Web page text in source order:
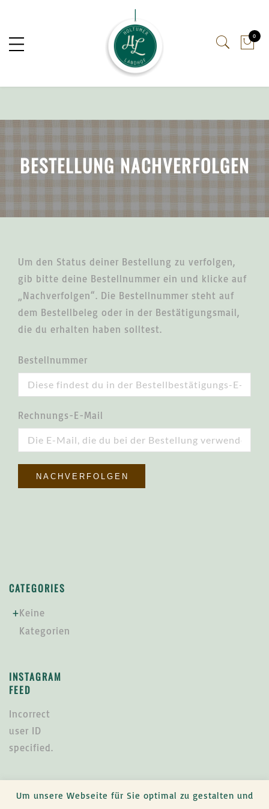
0
BESTELLUNG NACHVERFOLGEN
Um den Status deiner Bestellung zu verfolgen,
gib bitte deine Bestellnummer ein und klicke auf
„Nachverfolgen“. Die Bestellnummer steht auf
dem Bestellbeleg oder in der Bestätigungsmail,
die du erhalten haben solltest.
Bestellnummer
Rechnungs-E-Mail
NACHVERFOLGEN
CATEGORIES
Keine
Kategorien
INSTAGRAM
FEED
Incorrect
user ID
specified.
Um unsere Webseite für Sie optimal zu gestalten und